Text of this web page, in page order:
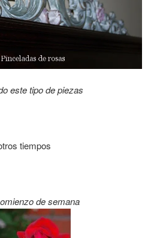
este tipo de piezas
tiempos
de semana